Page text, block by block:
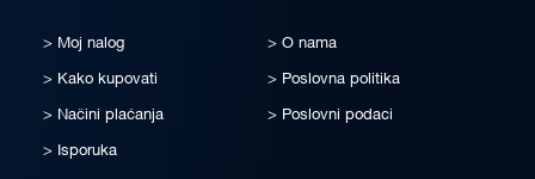
Moj nalog
Kako kupovati
Načini plaćanja
Isporuka
O nama
Poslovna politika
Poslovni podaci